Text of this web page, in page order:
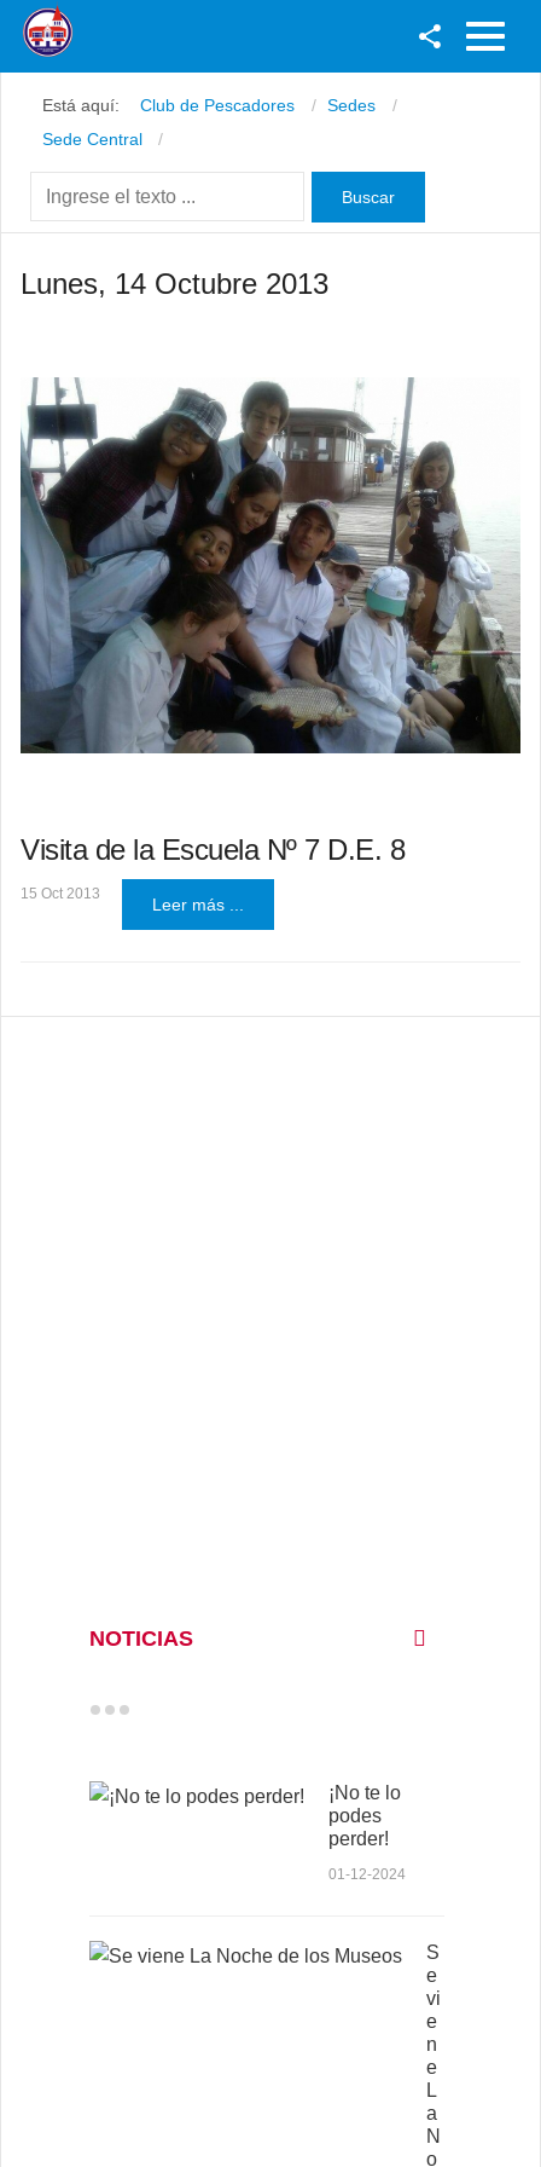
Youtube
Instagram
Está aquí: Club de Pescadores
Sedes
Sede Central
Lunes, 14 Octubre 2013
Visita de la Escuela Nº 7 D.E. 8
15 Oct 2013
Leer más ...
NOTICIAS
¡No te lo
podes
perder!
01-12-2024
S
e
vi
e
n
e
L
a
N
o